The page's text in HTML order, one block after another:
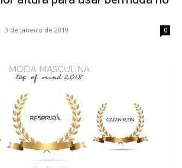
- 3 de janeiro de 2019 0